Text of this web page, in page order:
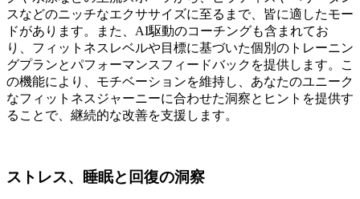
スなどのニッチなエクササイズに至るまで、皆に適したモー
ドがあります。また、AI駆動のコーチングも含まれてお
り、フィットネスレベルや目標に基づいた個別のトレーニン
グプランとパフォーマンスフィードバックを提供します。こ
の機能により、モチベーションを維持し、あなたのユニーク
なフィットネスジャーニーに合わせた洞察とヒントを提供す
ることで、継続的な改善を支援します。
ストレス、睡眠と回復の洞察